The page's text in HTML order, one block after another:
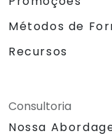
Métodos de
Recursos
Consultoria
Nossa